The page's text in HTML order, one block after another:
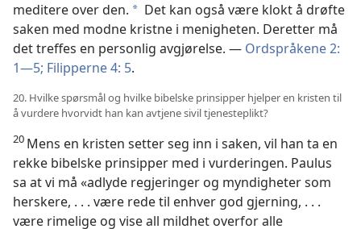
meditere over den. * Det kan også være klokt å drøfte
saken med modne kristne i menigheten. Deretter må
det treffes en personlig avgjørelse. — Ordspråkene 2:
1—5; Filipperne 4: 5.
20. Hvilke spørsmål og hvilke bibelske prinsipper hjelper en kristen til
å vurdere hvorvidt han kan avtjene sivil tjenesteplikt?
20 Mens en kristen setter seg inn i saken, vil han ta en
rekke bibelske prinsipper med i vurderingen. Paulus
sa at vi må «adlyde regjeringer og myndigheter som
herskere, . . . være rede til enhver god gjerning, . . .
være rimelige og vise all mildhet overfor alle